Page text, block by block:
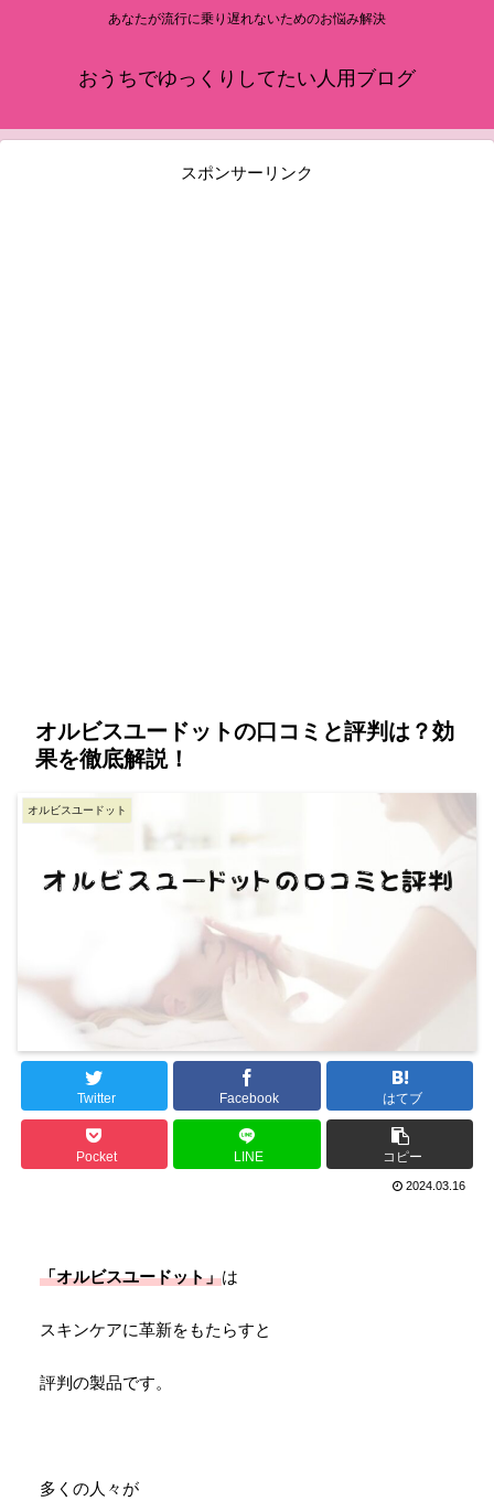
あなたが流行に乗り遅れないためのお悩み解決
おうちでゆっくりしてたい人用ブログ
スポンサーリンク
オルビスユードットの口コミと評判は？効
果を徹底解説！
オルビスユードット
Twitter Facebook はてブ
Pocket LINE コピー
2024.03.16
「オルビスユードット」は
スキンケアに革新をもたらすと
評判の製品です。
多くの人々が